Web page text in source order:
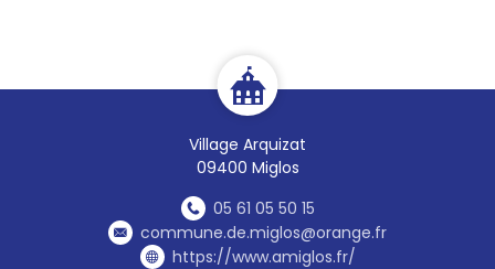
Village Arquizat
09400 Miglos
05 61 05 50 15
commune.de.miglos@orange.fr
https://www.amiglos.fr/